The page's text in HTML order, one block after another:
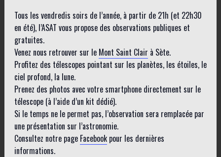
Tous les vendredis soirs de l’année, à partir de 21h (et 22h30
en été), l’ASAT vous propose des observations publiques et
gratuites.
Venez nous retrouver sur le Mont Saint Clair à Sète.
Profitez des télescopes pointant sur les planètes, les étoiles, le
ciel profond, la lune.
Prenez des photos avec votre smartphone directement sur le
télescope (à l’aide d’un kit dédié).
Si le temps ne le permet pas, l’observation sera remplacée par
une présentation sur l’astronomie.
Consultez notre page Facebookpour les dernières
informations.